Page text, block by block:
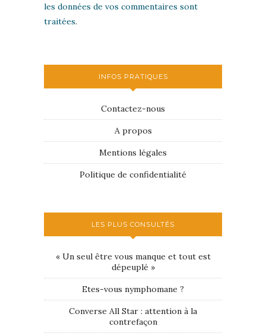
les données de vos commentaires sont
traitées.
INFOS PRATIQUES
Contactez-nous
A propos
Mentions légales
Politique de confidentialité
LES PLUS CONSULTÉS
« Un seul être vous manque et tout est
dépeuplé »
Etes-vous nymphomane ?
Converse All Star : attention à la
contrefaçon